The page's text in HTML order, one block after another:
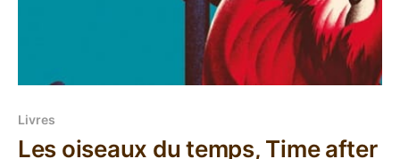
Livres
Les oiseaux du temps, Time after